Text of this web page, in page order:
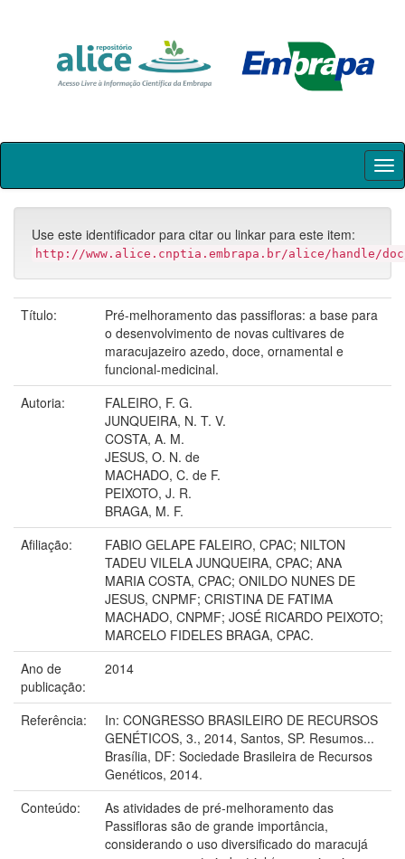
Skip
Use este identificador para citar ou linkar para este item:
http://www.alice.cnptia.embrapa.br/alice/handle/doc/
Título:
Pré-melhoramento das passifloras: a base para
o desenvolvimento de novas cultivares de
maracujazeiro azedo, doce, ornamental e
funcional-medicinal.
Autoria:
FALEIRO, F. G.
JUNQUEIRA, N. T. V.
COSTA, A. M.
JESUS, O. N. de
MACHADO, C. de F.
PEIXOTO, J. R.
BRAGA, M. F.
Afiliação:
FABIO GELAPE FALEIRO, CPAC; NILTON
TADEU VILELA JUNQUEIRA, CPAC; ANA
MARIA COSTA, CPAC; ONILDO NUNES DE
JESUS, CNPMF; CRISTINA DE FATIMA
MACHADO, CNPMF; JOSÉ RICARDO PEIXOTO;
MARCELO FIDELES BRAGA, CPAC.
Ano de
publicação:
2014
Referência:
In: CONGRESSO BRASILEIRO DE RECURSOS
GENÉTICOS, 3., 2014, Santos, SP. Resumos...
Brasília, DF: Sociedade Brasileira de Recursos
Genéticos, 2014.
Conteúdo:
As atividades de pré-melhoramento das
Passifloras são de grande importância,
considerando o uso diversificado do maracujá